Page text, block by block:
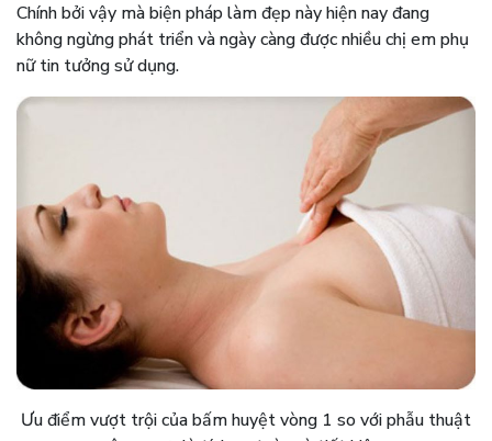
Chính bởi vậy mà biện pháp làm đẹp này hiện nay đang
không ngừng phát triển và ngày càng được nhiều chị em phụ
nữ tin tưởng sử dụng.
Ưu điểm vượt trội của bấm huyệt vòng 1 so với phẫu thuật